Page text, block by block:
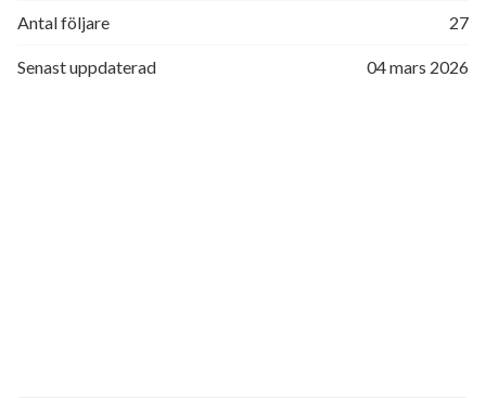
Antal följare 27
Senast uppdaterad 04 mars 2026